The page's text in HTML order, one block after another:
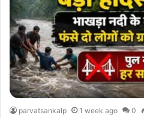
parvatsankalp 1 week ago 0